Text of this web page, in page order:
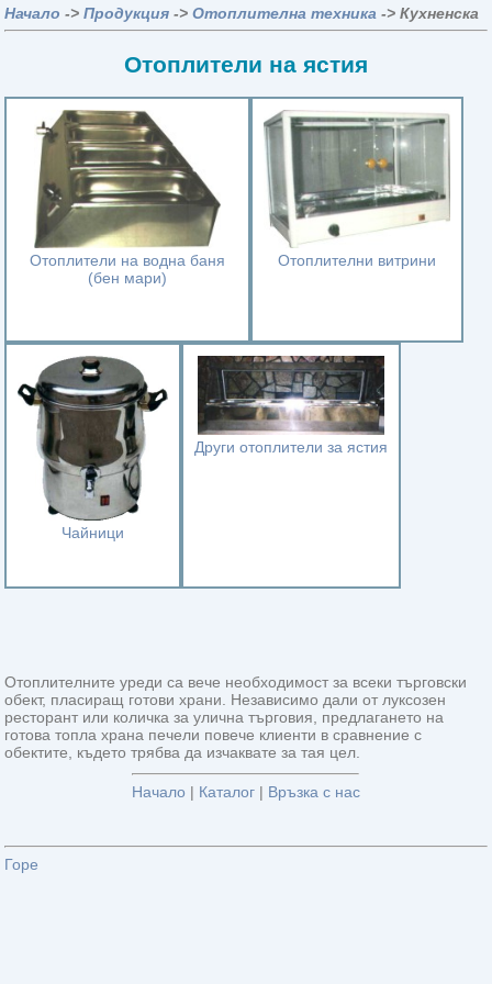
Начало ->Продукция ->Отоплителна техника -> Кухненска
Отоплители на ястия
Отоплители на водна баня
(бен мари)
Отоплителни витрини
Чайници
Други отоплители за ястия
Отоплителните уреди са вече необходимост за всеки търговски
обект, пласиращ готови храни. Независимо дали от луксозен
ресторант или количка за улична търговия, предлагането на
готова топла храна печели повече клиенти в сравнение с
обектите, където трябва да изчаквате за тая цел.
Горе